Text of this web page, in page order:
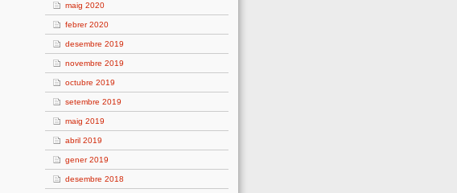
maig 2020
febrer 2020
desembre 2019
novembre 2019
octubre 2019
setembre 2019
maig 2019
abril 2019
gener 2019
desembre 2018